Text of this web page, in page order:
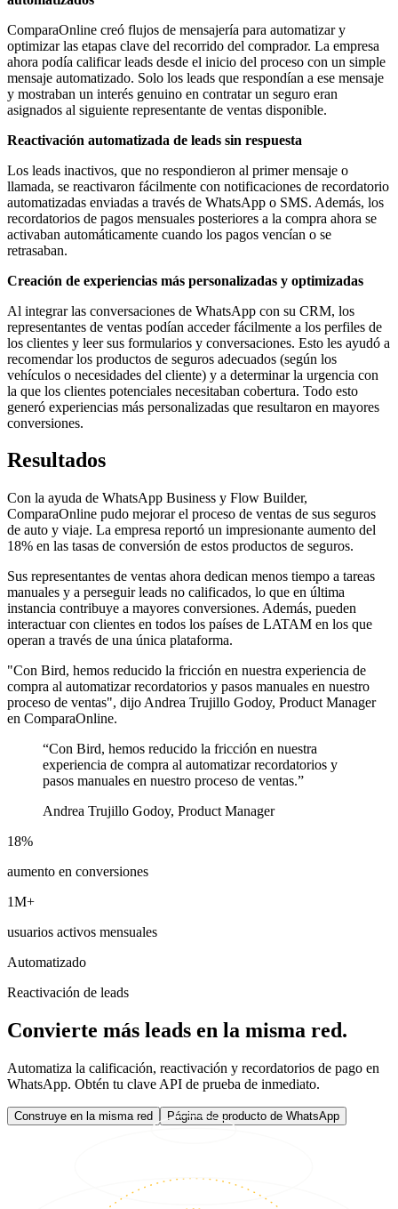
ComparaOnline creó flujos de mensajería para automatizar y
optimizar las etapas clave del recorrido del comprador. La empresa
ahora podía calificar leads desde el inicio del proceso con un simple
mensaje automatizado. Solo los leads que respondían a ese mensaje
y mostraban un interés genuino en contratar un seguro eran
asignados al siguiente representante de ventas disponible.
Reactivación automatizada de leads sin respuesta
Los leads inactivos, que no respondieron al primer mensaje o
llamada, se reactivaron fácilmente con notificaciones de recordatorio
automatizadas enviadas a través de WhatsApp o SMS. Además, los
recordatorios de pagos mensuales posteriores a la compra ahora se
activaban automáticamente cuando los pagos vencían o se
retrasaban.
Creación de experiencias más personalizadas y optimizadas
Al integrar las conversaciones de WhatsApp con su CRM, los
representantes de ventas podían acceder fácilmente a los perfiles de
los clientes y leer sus formularios y conversaciones. Esto les ayudó a
recomendar los productos de seguros adecuados (según los
vehículos o necesidades del cliente) y a determinar la urgencia con
la que los clientes potenciales necesitaban cobertura. Todo esto
generó experiencias más personalizadas que resultaron en mayores
conversiones.
Resultados
Con la ayuda de WhatsApp Business y Flow Builder,
ComparaOnline pudo mejorar el proceso de ventas de sus seguros
de auto y viaje. La empresa reportó un impresionante aumento del
18% en las tasas de conversión de estos productos de seguros.
Sus representantes de ventas ahora dedican menos tiempo a tareas
manuales y a perseguir leads no calificados, lo que en última
instancia contribuye a mayores conversiones. Además, pueden
interactuar con clientes en todos los países de LATAM en los que
operan a través de una única plataforma.
"Con Bird, hemos reducido la fricción en nuestra experiencia de
compra al automatizar recordatorios y pasos manuales en nuestro
proceso de ventas", dijo Andrea Trujillo Godoy, Product Manager
en ComparaOnline.
“Con Bird, hemos reducido la fricción en nuestra
experiencia de compra al automatizar recordatorios y
pasos manuales en nuestro proceso de ventas.”
Andrea Trujillo Godoy, Product Manager
18%
aumento en conversiones
1M+
usuarios activos mensuales
Automatizado
Reactivación de leads
Convierte más leads en la misma red.
Automatiza la calificación, reactivación y recordatorios de pago en
WhatsApp. Obtén tu clave API de prueba de inmediato.
Construye en la misma red Página de producto de WhatsApp